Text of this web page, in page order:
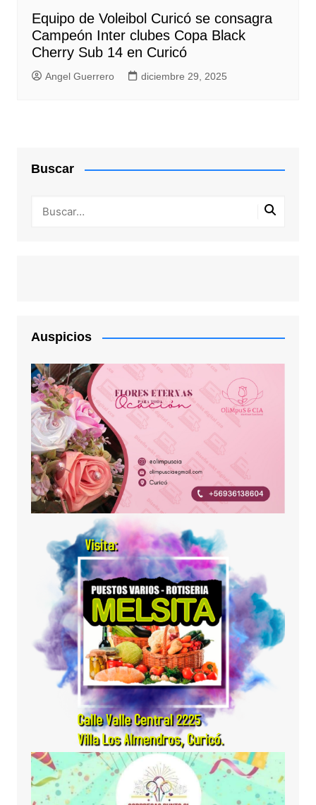
Equipo de Voleibol Curicó se consagra
Campeón Inter clubes Copa Black
Cherry Sub 14 en Curicó
Angel Guerrero diciembre 29, 2025
Buscar
Auspicios